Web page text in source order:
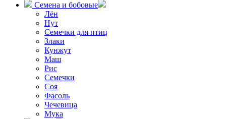
Семена и бобовые
Лён
Нут
Семечки для птиц
Злаки
Кунжут
Маш
Рис
Семечки
Соя
Фасоль
Чечевица
Мука